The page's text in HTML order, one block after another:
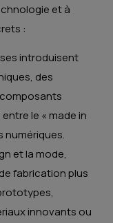
et à
:
introduisent
des
le « made in
numériques.
et la mode,
fabrication plus
innovants ou